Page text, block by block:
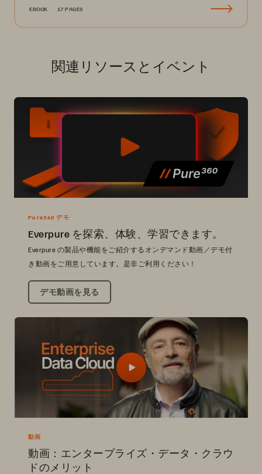
EBOOK 17 PAGES
関連リソースとイベント
Pure360 デモ
Everpure を探索、体験、学習できます。
Everpure の製品や機能をご紹介するオンデマンド動画／デモ付
き動画をご用意しています。是非ご利用ください！
デモ動画を見る
動画
動画：エンタープライズ・データ・クラウ
ドのメリット